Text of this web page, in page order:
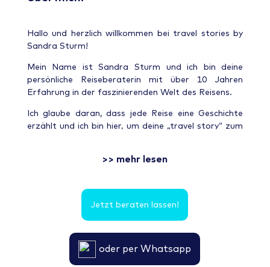
Hallo und herzlich willkommen bei travel stories by
Sandra Sturm!
Mein Name ist Sandra Sturm und ich bin deine
persönliche Reiseberaterin mit über 10 Jahren
Erfahrung in der faszinierenden Welt des Reisens.
Ich glaube daran, dass jede Reise eine Geschichte
erzählt und ich bin hier, um deine „travel story“ zum
träumst, in einem modernen Design-Hotel
auf einer Kreuzfahrt erkunden willst – ich stehe dir
mit meinem Fachwissen und meiner Begeisterung
Kundenservice hat für mich oberste Priorität. Ich bin
immer für dich erreichbar, auch am Wochenende
oder am Abend, um deine Fragen zu beantworten,
>> mehr lesen
Jetzt beraten lassen!
oder per Whatsapp